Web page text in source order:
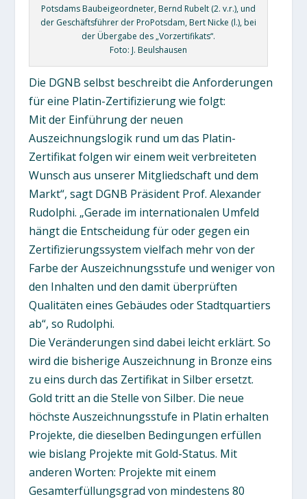
Potsdams Baubeigeordneter, Bernd Rubelt (2. v.r.), und
der Geschäftsführer der ProPotsdam, Bert Nicke (l.), bei
der Übergabe des „Vorzertifikats“.
Foto: J. Beulshausen
Die DGNB selbst beschreibt die Anforderungen
für eine Platin-Zertifizierung wie folgt:
Mit der Einführung der neuen
Auszeichnungslogik rund um das Platin-
Zertifikat folgen wir einem weit verbreiteten
Wunsch aus unserer Mitgliedschaft und dem
Markt“, sagt DGNB Präsident Prof. Alexander
Rudolphi. „Gerade im internationalen Umfeld
hängt die Entscheidung für oder gegen ein
Zertifizierungssystem vielfach mehr von der
Farbe der Auszeichnungsstufe und weniger von
den Inhalten und den damit überprüften
Qualitäten eines Gebäudes oder Stadtquartiers
ab“, so Rudolphi.
Die Veränderungen sind dabei leicht erklärt. So
wird die bisherige Auszeichnung in Bronze eins
zu eins durch das Zertifikat in Silber ersetzt.
Gold tritt an die Stelle von Silber. Die neue
höchste Auszeichnungsstufe in Platin erhalten
Projekte, die dieselben Bedingungen erfüllen
wie bislang Projekte mit Gold-Status. Mit
anderen Worten: Projekte mit einem
Gesamterfüllungsgrad von mindestens 80